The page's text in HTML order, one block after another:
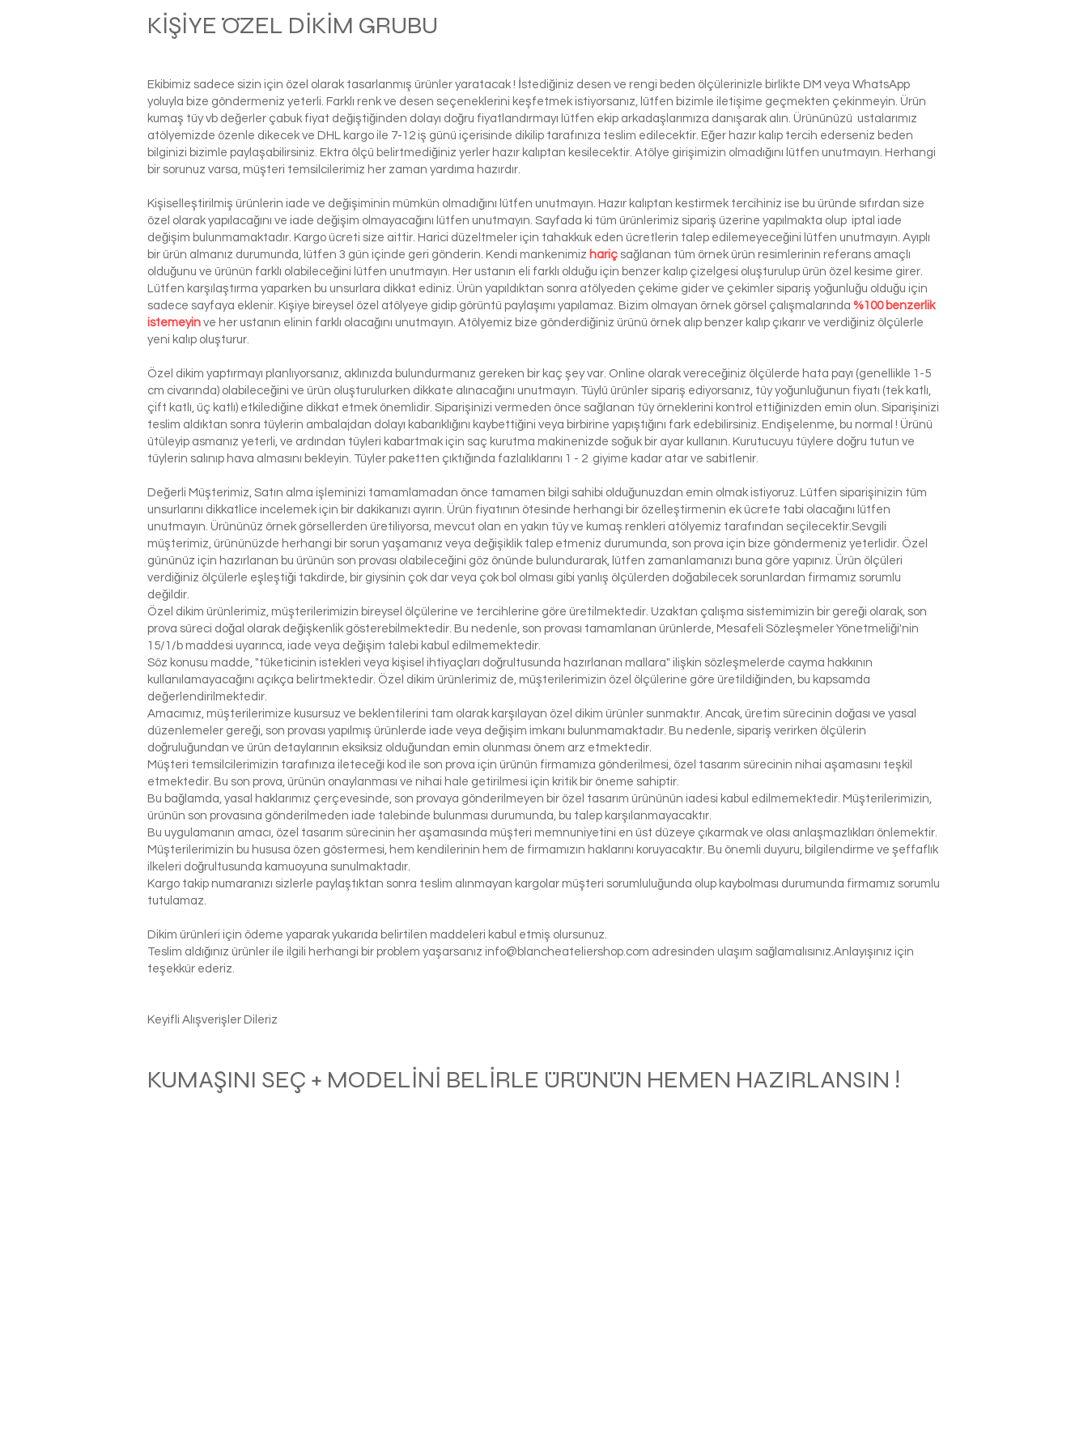
KİŞİYE ÖZEL DİKİM GRUBU
Ekibimiz sadece sizin için özel olarak tasarlanmış ürünler yaratacak ! İstediğiniz desen ve rengi beden ölçülerinizle birlikte DM veya WhatsApp
yoluyla bize göndermeniz yeterli. Farklı renk ve desen seçeneklerini keşfetmek istiyorsanız, lütfen bizimle iletişime geçmekten çekinmeyin. Ürün
kumaş tüy vb değerler çabuk fiyat değiştiğinden dolayı doğru fiyatlandırmayı lütfen ekip arkadaşlarımıza danışarak alın. Ürününüzü ustalarımız
atölyemizde özenle dikecek ve DHL kargo ile 7-12 iş günü içerisinde dikilip tarafınıza teslim edilecektir. Eğer hazır kalıp tercih ederseniz beden
bilginizi bizimle paylaşabilirsiniz. Ektra ölçü belirtmediğiniz yerler hazır kalıptan kesilecektir. Atölye girişimizin olmadığını lütfen unutmayın. Herhangi
bir sorunuz varsa, müşteri temsilcilerimiz her zaman yardıma hazırdır.
Kişiselleştirilmiş ürünlerin iade ve değişiminin mümkün olmadığını lütfen unutmayın. Hazır kalıptan kestirmek tercihiniz ise bu üründe sıfırdan size
özel olarak yapılacağını ve iade değişim olmayacağını lütfen unutmayın. Sayfada ki tüm ürünlerimiz sipariş üzerine yapılmakta olup iptal iade
değişim bulunmamaktadır. Kargo ücreti size aittir. Harici düzeltmeler için tahakkuk eden ücretlerin talep edilemeyeceğini lütfen unutmayın. Ayıplı
bir ürün almanız durumunda, lütfen 3 gün içinde geri gönderin. Kendi mankenimiz hariç sağlanan tüm örnek ürün resimlerinin referans amaçlı
olduğunu ve ürünün farklı olabileceğini lütfen unutmayın. Her ustanın eli farklı olduğu için benzer kalıp çizelgesi oluşturulup ürün özel kesime girer.
Lütfen karşılaştırma yaparken bu unsurlara dikkat ediniz. Ürün yapıldıktan sonra atölyeden çekime gider ve çekimler sipariş yoğunluğu olduğu için
sadece sayfaya eklenir. Kişiye bireysel özel atölyeye gidip görüntü paylaşımı yapılamaz. Bizim olmayan örnek görsel çalışmalarında %100 benzerlik
istemeyin ve her ustanın elinin farklı olacağını unutmayın. Atölyemiz bize gönderdiğiniz ürünü örnek alıp benzer kalıp çıkarır ve verdiğiniz ölçülerle
yeni kalıp oluşturur.
Özel dikim yaptırmayı planlıyorsanız, aklınızda bulundurmanız gereken bir kaç şey var. Online olarak vereceğiniz ölçülerde hata payı (genellikle 1-5
cm civarında) olabileceğini ve ürün oluşturulurken dikkate alınacağını unutmayın. Tüylü ürünler sipariş ediyorsanız, tüy yoğunluğunun fiyatı (tek katlı,
çift katlı, üç katlı) etkilediğine dikkat etmek önemlidir. Siparişinizi vermeden önce sağlanan tüy örneklerini kontrol ettiğinizden emin olun. Siparişinizi
teslim aldıktan sonra tüylerin ambalajdan dolayı kabarıklığını kaybettiğini veya birbirine yapıştığını fark edebilirsiniz. Endişelenme, bu normal ! Ürünü
ütüleyip asmanız yeterli, ve ardından tüyleri kabartmak için saç kurutma makinenizde soğuk bir ayar kullanın. Kurutucuyu tüylere doğru tutun ve
tüylerin salınıp hava almasını bekleyin. Tüyler paketten çıktığında fazlalıklarını 1 - 2 giyime kadar atar ve sabitlenir.
Değerli Müşterimiz, Satın alma işleminizi tamamlamadan önce tamamen bilgi sahibi olduğunuzdan emin olmak istiyoruz. Lütfen siparişinizin tüm
unsurlarını dikkatlice incelemek için bir dakikanızı ayırın. Ürün fiyatının ötesinde herhangi bir özelleştirmenin ek ücrete tabi olacağını lütfen
unutmayın. Ürününüz örnek görsellerden üretiliyorsa, mevcut olan en yakın tüy ve kumaş renkleri atölyemiz tarafından seçilecektir.Sevgili
müşterimiz, ürününüzde herhangi bir sorun yaşamanız veya değişiklik talep etmeniz durumunda, son prova için bize göndermeniz yeterlidir. Özel
gününüz için hazırlanan bu ürünün son provası olabileceğini göz önünde bulundurarak, lütfen zamanlamanızı buna göre yapınız. Ürün ölçüleri
verdiğiniz ölçülerle eşleştiği takdirde, bir giysinin çok dar veya çok bol olması gibi yanlış ölçülerden doğabilecek sorunlardan firmamız sorumlu
değildir.
Özel dikim ürünlerimiz, müşterilerimizin bireysel ölçülerine ve tercihlerine göre üretilmektedir. Uzaktan çalışma sistemimizin bir gereği olarak, son
prova süreci doğal olarak değişkenlik gösterebilmektedir. Bu nedenle, son provası tamamlanan ürünlerde, Mesafeli Sözleşmeler Yönetmeliği'nin
15/1/b maddesi uyarınca, iade veya değişim talebi kabul edilmemektedir.
Söz konusu madde, "tüketicinin istekleri veya kişisel ihtiyaçları doğrultusunda hazırlanan mallara" ilişkin sözleşmelerde cayma hakkının
kullanılamayacağını açıkça belirtmektedir. Özel dikim ürünlerimiz de, müşterilerimizin özel ölçülerine göre üretildiğinden, bu kapsamda
değerlendirilmektedir.
Amacımız, müşterilerimize kusursuz ve beklentilerini tam olarak karşılayan özel dikim ürünler sunmaktır. Ancak, üretim sürecinin doğası ve yasal
düzenlemeler gereği, son provası yapılmış ürünlerde iade veya değişim imkanı bulunmamaktadır. Bu nedenle, sipariş verirken ölçülerin
doğruluğundan ve ürün detaylarının eksiksiz olduğundan emin olunması önem arz etmektedir.
Müşteri temsilcilerimizin tarafınıza ileteceği kod ile son prova için ürünün firmamıza gönderilmesi, özel tasarım sürecinin nihai aşamasını teşkil
etmektedir. Bu son prova, ürünün onaylanması ve nihai hale getirilmesi için kritik bir öneme sahiptir.
Bu bağlamda, yasal haklarımız çerçevesinde, son provaya gönderilmeyen bir özel tasarım ürününün iadesi kabul edilmemektedir. Müşterilerimizin,
ürünün son provasına gönderilmeden iade talebinde bulunması durumunda, bu talep karşılanmayacaktır.
Bu uygulamanın amacı, özel tasarım sürecinin her aşamasında müşteri memnuniyetini en üst düzeye çıkarmak ve olası anlaşmazlıkları önlemektir.
Müşterilerimizin bu hususa özen göstermesi, hem kendilerinin hem de firmamızın haklarını koruyacaktır. Bu önemli duyuru, bilgilendirme ve şeffaflık
ilkeleri doğrultusunda kamuoyuna sunulmaktadır.
Kargo takip numaranızı sizlerle paylaştıktan sonra teslim alınmayan kargolar müşteri sorumluluğunda olup kaybolması durumunda firmamız sorumlu
tutulamaz.
Dikim ürünleri için ödeme yaparak yukarıda belirtilen maddeleri kabul etmiş olursunuz.
Teslim aldığınız ürünler ile ilgili herhangi bir problem yaşarsanız info@blancheateliershop.com adresinden ulaşım sağlamalısınız.Anlayışınız için
teşekkür ederiz.
Keyifli Alışverişler Dileriz
KUMAŞINI SEÇ + MODELİNİ BELİRLE ÜRÜNÜN HEMEN HAZIRLANSIN !